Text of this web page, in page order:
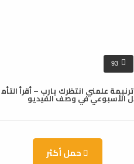
93
ترنيمة علمني انتظرك يارب – أقرأ التأم
ل الأسبوعي في وصف الفيديو
حمل أكثر